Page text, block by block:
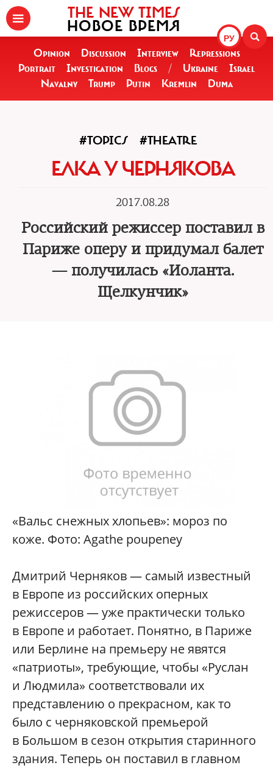
РУ
THE NEW TIMES
НОВОЕ ВРЕМЯ
Opinion Discussion Interview
Repressions
Portrait
Investigation Blogs / Ukraine
Israel
Navalny
Trump Putin Kremlin Duma
#TOPICS #THEATRE
ЕЛКА У ЧЕРНЯКОВА
2017.08.28
Российский режиссер поставил в
Париже оперу и придумал балет
— получилась «Иоланта.
Щелкунчик»
«Вальс снежных хлопьев»: мороз по
коже. Фото: Agathe poupeney
Дмитрий Черняков — самый известный
в Европе из российских оперных
режиссеров — уже практически только
в Европе и работает. Понятно, в Париже
или Берлине на премьеру не явятся
«патриоты», требующие, чтобы «Руслан
и Людмила» соответствовали их
представлению о прекрасном, как то
было с черняковской премьерой
в Большом в сезон открытия старинного
здания. Теперь он поставил в главном